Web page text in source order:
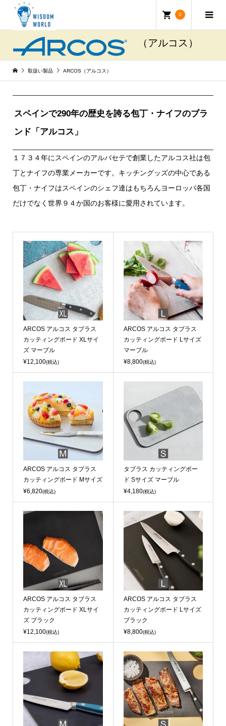
0
取扱い製品 ARCOS（アルコス）
スペインで290年の歴史を誇る包丁・ナイフのブラ
ンド「アルコス」
１７３４年にスペインのアルバセテで創業したアルコス社は包
丁とナイフの専業メーカーです。キッチングッズの中心である
包丁・ナイフはスペインのシェフ達はもちろんヨーロッパ各国
だけでなく世界９４か国のお客様に愛用されています。
ARCOS アルコス タブラス
カッティングボード XLサイ
ズ マーブル
¥12,100(税込)
ARCOS アルコス タブラス
カッティングボード Lサイズ
マーブル
¥8,800(税込)
ARCOS アルコス タブラス
カッティングボード Mサイズ
¥6,820(税込)
タブラス カッティングボー
ド Sサイズ マーブル
¥4,180(税込)
ARCOS アルコス タブラス
カッティングボード XLサイ
ズ ブラック
¥12,100(税込)
ARCOS アルコス タブラス
カッティングボード Lサイズ
ブラック
¥8,800(税込)